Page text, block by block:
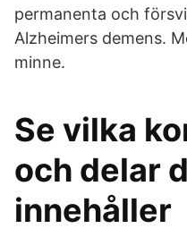
permanenta och
Alzheimers demens.
minne.
Se vilka
och delar
innehåller